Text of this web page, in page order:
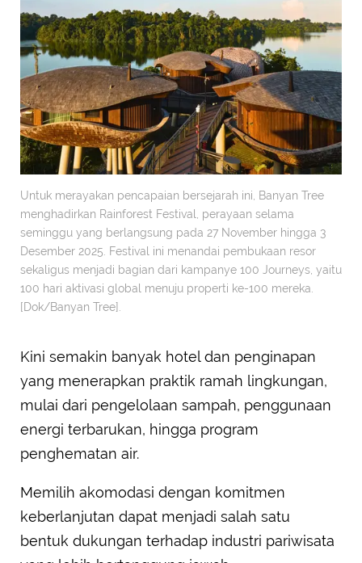
Untuk merayakan pencapaian bersejarah ini, Banyan Tree
menghadirkan Rainforest Festival, perayaan selama
seminggu yang berlangsung pada 27 November hingga 3
Desember 2025. Festival ini menandai pembukaan resor
sekaligus menjadi bagian dari kampanye 100 Journeys, yaitu
100 hari aktivasi global menuju properti ke-100 mereka.
[Dok/Banyan Tree].
Kini semakin banyak hotel dan penginapan
yang menerapkan praktik ramah lingkungan,
mulai dari pengelolaan sampah, penggunaan
energi terbarukan, hingga program
penghematan air.
Memilih akomodasi dengan komitmen
keberlanjutan dapat menjadi salah satu
bentuk dukungan terhadap industri pariwisata